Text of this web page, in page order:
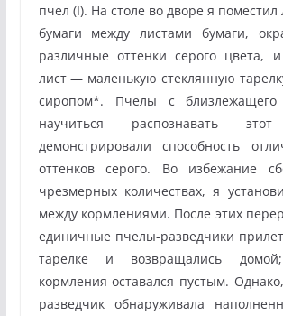
пчел (I). На столе во дворе я поместил
бумаги между листами бумаги,
различные оттенки серого цвета,
лист — маленькую стеклянную
сиропом*. Пчелы с близлежащего
научиться распознавать
демонстрировали способность
оттенков серого. Во избежание
чрезмерных количествах, я
между кормлениями. После этих
единичные пчелы-разведчики
тарелке и возвращались
кормления оставался пустым.
разведчик обнаруживала